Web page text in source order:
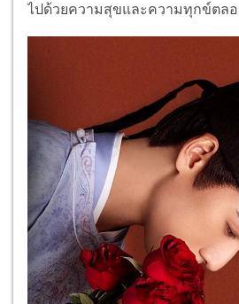
ไปด้วยความสุขและความทุกข์ตลอ